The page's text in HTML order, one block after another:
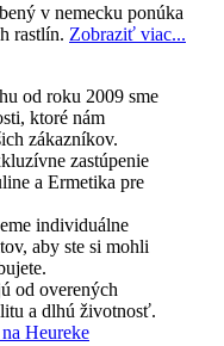
v nemecku ponúka
rastlín. Zobraziť viac...
od roku 2009 sme
ktoré nám
zákazníkov.
zastúpenie
a Ermetika pre
individuálne
aby ste si mohli
od overených
a dlhú životnosť.
Heureke